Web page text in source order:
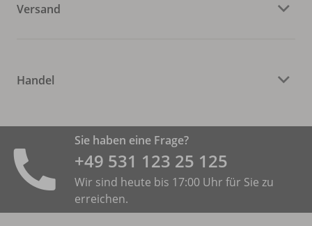
Versand
Handel
Sie haben eine Frage?
+49 531 ­123 25 125
Wir sind heute bis 17:00 Uhr für Sie zu
erreichen.